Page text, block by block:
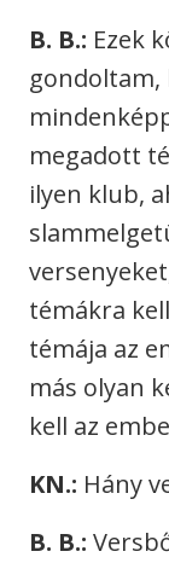
B. B.: Ezek
gondoltam,
megadott
ilyen klub,
témákra
témája az
más olyan
kell az
KN.: Hány
B. B.: